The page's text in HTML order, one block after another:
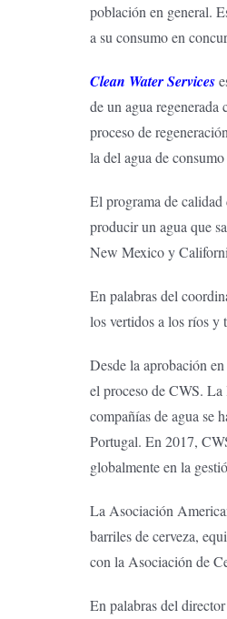
población en general.
a su consumo en
Clean Water Services
de un agua regenerada
proceso de
la del agua de
El programa de
producir un agua que
New Mexico y
En palabras del
los vertidos a los ríos y
Desde la aprobación
el proceso de CWS.
compañías de agua se
Portugal. En 2017,
globalmente en la
La Asociación
barriles de cerveza,
con la Asociación de
En palabras del